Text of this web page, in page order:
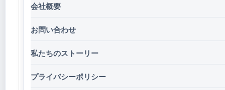
会社概要
お問い合わせ
私たちのストーリー
プライバシーポリシー